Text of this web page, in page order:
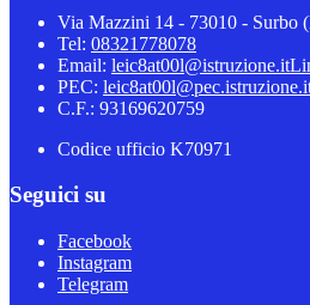
Via Mazzini 14 - 73010 - Surbo
Tel: 08321778078
Email: leic8at00l@istruzione.it
PEC:
C.F.: 93169620759
Codice ufficio K70971
Seguici su
Facebook
Instagram
Telegram